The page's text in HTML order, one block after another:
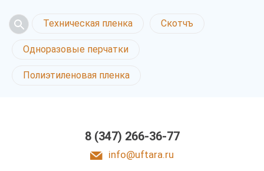
Техническая пленка Скотчъ
Одноразовые перчатки
Полиэтиленовая пленка
8 (347) 266-36-77
info@uftara.ru